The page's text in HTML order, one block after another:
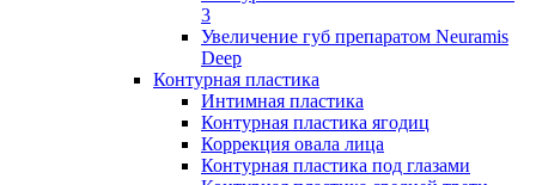
3
Увеличение губ препаратом Neuramis
Deep
Контурная пластика
Интимная пластика
Контурная пластика ягодиц
Коррекция овала лица
Контурная пластика под глазами